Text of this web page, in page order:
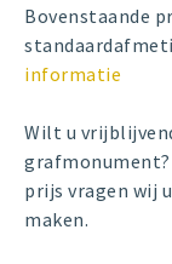
Bovenstaande
informatie
Wilt u
grafmonument?
prijs vragen wij
maken.